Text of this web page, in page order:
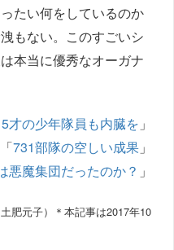
たい何をしているのか
もない。このすごいシ
本当に優秀なオーガナ
才の少年隊員も内臓を 」
「731部隊の空しい成果」
悪魔集団だったのか？ 」
肥元子）＊本記事は2017年10